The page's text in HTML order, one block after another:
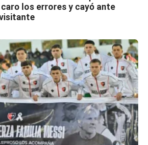
los errores y cayó ante